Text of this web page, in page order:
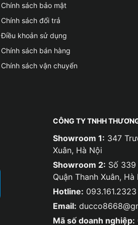
Chính sách bảo mật
Chính sách đổi trả
Điều khoản sử dụng
Chính sách bán hàng
Chính sách vận chuyển
CÔNG TY TNHH
Showroom 1: 347
Xuân, Hà Nội
Showroom 2: Số 339
Quận Thanh Xuân, Hà
Hotline:
Email:
Mã số doanh nghiệp: